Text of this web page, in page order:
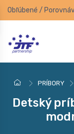
Obľúbené /
PRÍBORY
Detský